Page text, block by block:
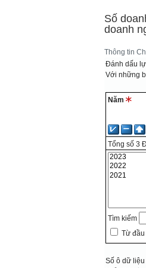
Số
doanh
Thông tin
Đánh dấu
Với những
Năm
Tổng số 3
Tìm kiếm
Từ
Số ô dữ